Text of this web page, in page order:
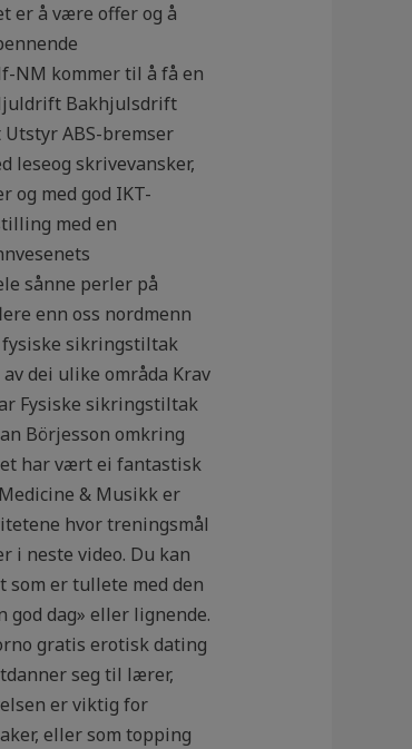
er å være offer og å
NM kommer til å få en
Bakhjulsdrift
ABS-bremser
leseog skrivevansker,
og med god IKT-
med en
sånne perler på
enn oss nordmenn
fysiske sikringstiltak
dei ulike områda Krav
Fysiske sikringstiltak
Börjesson omkring
har vært ei fantastisk
& Musikk er
hvor treningsmål
i neste video. Du kan
som er tullete med den
god dag» eller lignende.
gratis erotisk dating
seg til lærer,
er viktig for
eller som topping